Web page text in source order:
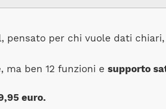
pensato per chi vuole dati
ma ben 12 funzioni e supporto
euro.